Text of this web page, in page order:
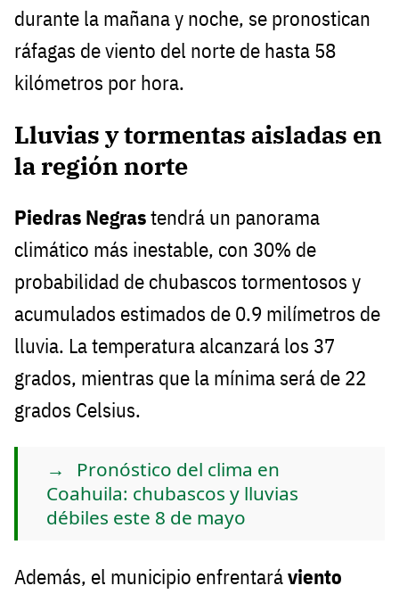
durante la mañana y noche, se pronostican
ráfagas de viento del norte de hasta 58
kilómetros por hora.
Lluvias y tormentas aisladas en
la región norte
Piedras Negrastendrá un panorama
climático más inestable, con 30% de
probabilidad de chubascos tormentosos y
acumulados estimados de 0.9 milímetros de
lluvia. La temperatura alcanzará los 37
grados, mientras que la mínima será de 22
grados Celsius.
Pronóstico del clima en
Coahuila: chubascos y lluvias
débiles este 8 de mayo
Además, el municipio enfrentaráviento